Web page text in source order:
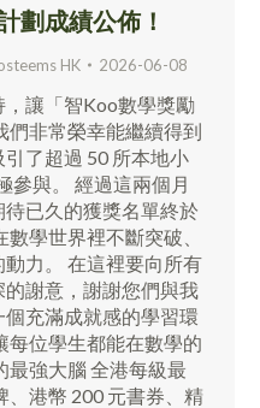
劃成績公佈！
HK 2026-06-08
讓「智Koo數學獎勵
們非常榮幸能繼續得到
了超過 50 所本地小
參與。 經過這兩個月
已久的獲獎名單終於
學世界裡不斷突破、
力。 在這裡要向所有
謝意，謝謝您們與我
充滿成就感的學習環
每位學生都能在數學的
最強大腦 全港每級最
、港幣 200 元書券、精